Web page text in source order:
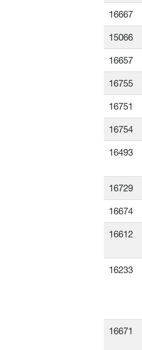
16667
15066
16657
16755
16751
16754
16493
16729
16674
16612
16233
16671